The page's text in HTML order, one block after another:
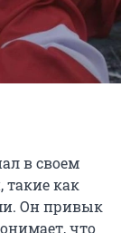
в своем
такие как
Он привык
что